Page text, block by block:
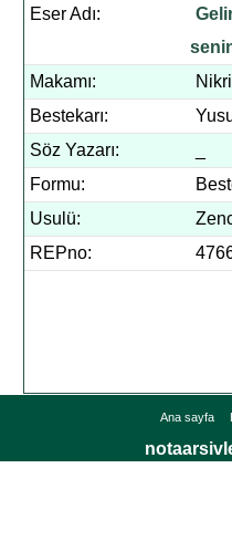
Eser Adı:
Makamı:
Bestekarı:
Söz Yazarı:
Formu:
Usulü:
REPno:
Ana sayfa